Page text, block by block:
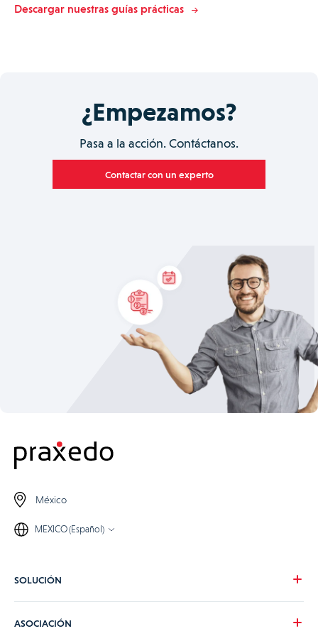
Descargar nuestras guías prácticas
¿Empezamos?
Pasa a la acción. Contáctanos.
Contactar con un experto
México
MEXICO (Español)
SOLUCIÓN
ASOCIACIÓN